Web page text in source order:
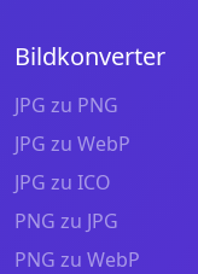
Bildkonverter
JPG zu PNG
JPG zu WebP
JPG zu ICO
PNG zu JPG
PNG zu WebP